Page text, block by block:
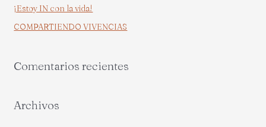
r
:
¡Estoy IN con la vida!
COMPARTIENDO VIVENCIAS
Comentarios recientes
Archivos